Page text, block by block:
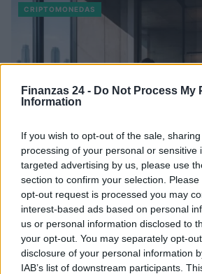
Finanzas 24 - Do Not Process My
Information
If you wish to opt-out of the sale,
processing of your personal or sensitive
targeted advertising by us, please use
section to confirm your selection.
opt-out request is processed you may
interest-based ads based on personal
us or personal information disclosed to
your opt-out. You may separately opt-
disclosure of your personal information
IAB’s list of downstream participants.
CRIPTOMONEDAS
Cómo evaluar un exchange de
seguridad y más
Diego Martín · 10 Ago 2026
NEWS